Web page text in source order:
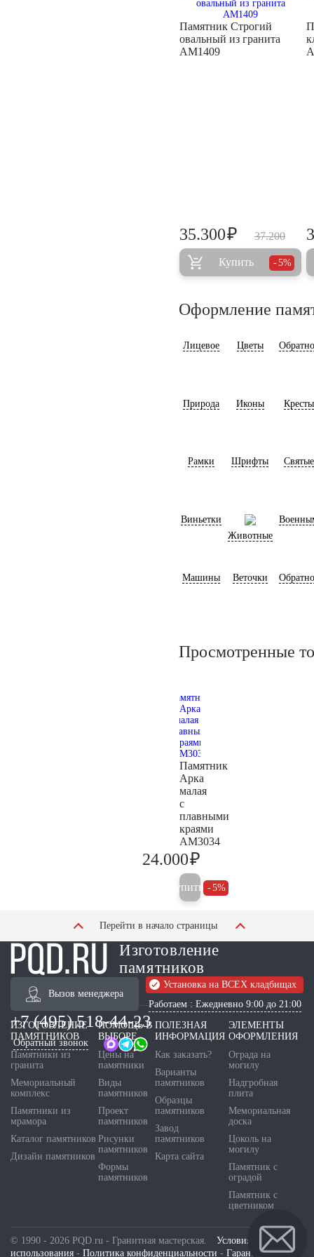
Памятник Строгий
овальный из гранита
AM1409
37.200
35.300₽
Купить 5%
Оформление
Лицевое Цветы
Природа Иконы Кресты
Рамки Шрифты Святые
Виньетки
Животные
Машины Веточки
Просмотренные
Памятник
Арка
малая
с
плавными
краями
AM3034
24.000₽
Купить 5%
Перейти в начало страницы
Изготовление
памятников
Вызов менеджера
Установка на ВСЕХ кладбищах
Работаем : Ежедневно 9:00 до 21:00
+7 (495) 518-44-23
Обратный звонок
ИЗГОТОВЛЕНИЕ
ПАМЯТНИКОВ
Памятники из
гранита
Мемориальный
комплекс
Памятники из
мрамора
Каталог памятников
Дизайн памятников
ПОМОЩЬ В
ВЫБОРЕ
Цены на
памятники
Виды
памятников
Проект
памятников
Рисунки
памятников
Формы
памятников
ПОЛЕЗНАЯ
ИНФОРМАЦИЯ
Как заказать?
Варианты
памятников
Образцы
памятников
Завод
памятников
Карта сайта
ЭЛЕМЕНТЫ
ОФОРМЛЕНИЯ
Ограда на
могилу
Надгробная
плита
Мемориальная
доска
Цоколь на
могилу
Памятник с
оградой
Памятник с
цветником
© 1990 - 2026 PQD.ru - Гранитная мастерская. Условия
использования - Политика конфиденциальности - Гарантия и